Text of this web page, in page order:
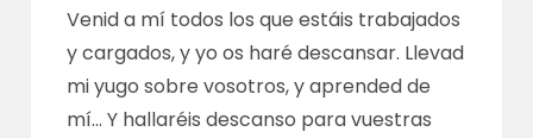
Venid a mí todos los que estáis trabajados
y cargados, y yo os haré descansar. Llevad
mi yugo sobre vosotros, y aprended de
mí… Y hallaréis descanso para vuestras